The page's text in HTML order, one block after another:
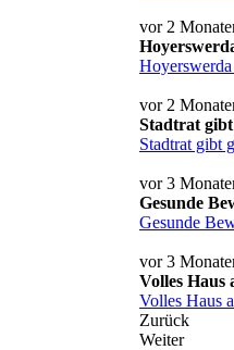
vor 2
vor 2
Stadtrat
Stadtrat gibt
vor 3
Gesunde
Gesunde
vor 3
Volles
Volles Haus
Zurück
Weiter